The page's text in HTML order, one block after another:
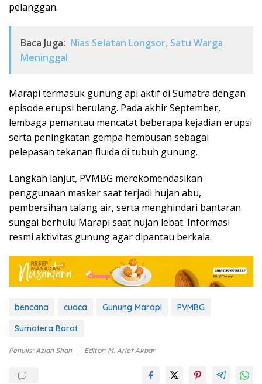
pelanggan.
Baca Juga: Nias Selatan Longsor, Satu Warga
Meninggal
Marapi termasuk gunung api aktif di Sumatra dengan
episode erupsi berulang. Pada akhir September,
lembaga pemantau mencatat beberapa kejadian erupsi
serta peningkatan gempa hembusan sebagai
pelepasan tekanan fluida di tubuh gunung.
Langkah lanjut, PVMBG merekomendasikan
penggunaan masker saat terjadi hujan abu,
pembersihan talang air, serta menghindari bantaran
sungai berhulu Marapi saat hujan lebat. Informasi
resmi aktivitas gunung agar dipantau berkala.
bencana cuaca Gunung Marapi
PVMBG
Sumatera Barat
Penulis: Azlan Shah Editor: M. Arief Akbar